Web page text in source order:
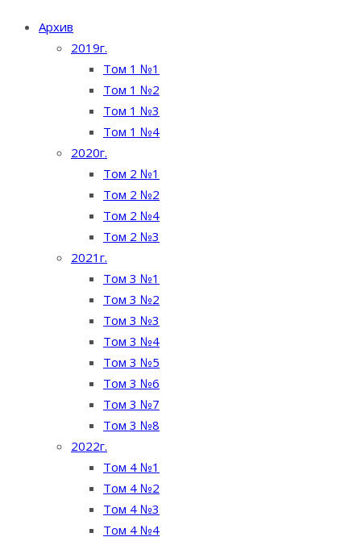
Архив
2019г.
Том 1 №1
Том 1 №2
Том 1 №3
Том 1 №4
2020г.
Том 2 №1
Том 2 №2
Том 2 №4
Том 2 №3
2021г.
Том 3 №1
Том 3 №2
Том 3 №3
Том 3 №4
Том 3 №5
Том 3 №6
Том 3 №7
Том 3 №8
2022г.
Том 4 №1
Том 4 №2
Том 4 №3
Том 4 №4